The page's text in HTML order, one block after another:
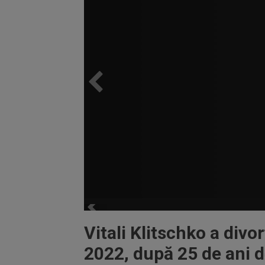
Vitali Klitschko a
2022, după 25 de ani